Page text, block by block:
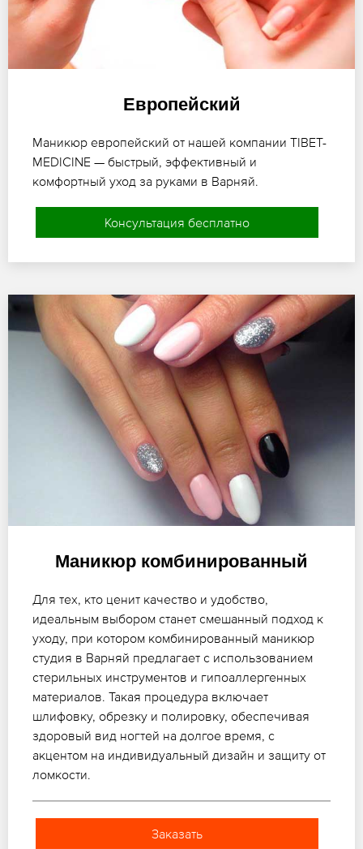
Европейский
Маникюр европейский от нашей компании TIBET-
MEDICINE — быстрый, эффективный и
комфортный уход за руками в Варняй.
Консультация бесплатно
Маникюр комбинированный
Для тех, кто ценит качество и удобство,
идеальным выбором станет смешанный подход к
уходу, при котором комбинированный маникюр
студия в Варняй предлагает с использованием
стерильных инструментов и гипоаллергенных
материалов. Такая процедура включает
шлифовку, обрезку и полировку, обеспечивая
здоровый вид ногтей на долгое время, с
акцентом на индивидуальный дизайн и защиту от
ломкости.
Заказать